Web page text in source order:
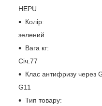
HEPU
Колір:
зелений
Вага кг:
Січ.77
Клас антифризу через
G11
Тип товару: